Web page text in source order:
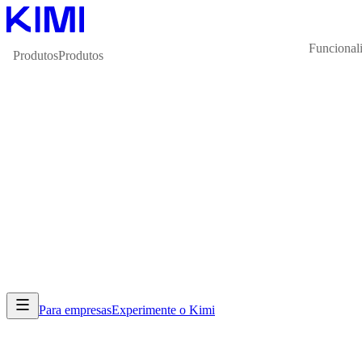
ProdutosProdutos
Para empresasExperimente o Kimi